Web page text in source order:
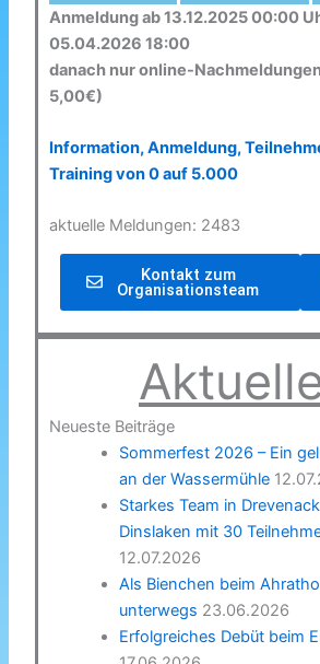
Anmeldung ab 13.12.2025 00:00
05.04.2026 18:00
danach nur online-
5,00€)
Information, Anmeldung,
Training von 0 auf 5.000
aktuelle Meldungen: 2483
Kontakt zum
Organisationsteam
Neueste Beiträge
Sommerfest 2026 – Ein
an der Wassermühle
Starkes Team in
Dinslaken mit 30
12.07.2026
Als Bienchen beim
unterwegs 23.06.2026
Erfolgreiches Debüt beim